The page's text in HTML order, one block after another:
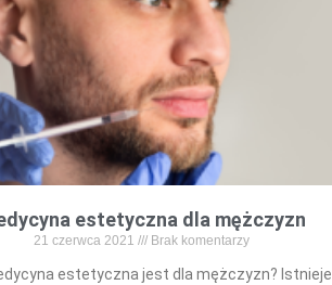
estetyczna dla mężczyzn
21 czerwca 2021 Brak komentarzy
estetyczna jest dla mężczyzn? Istnieje